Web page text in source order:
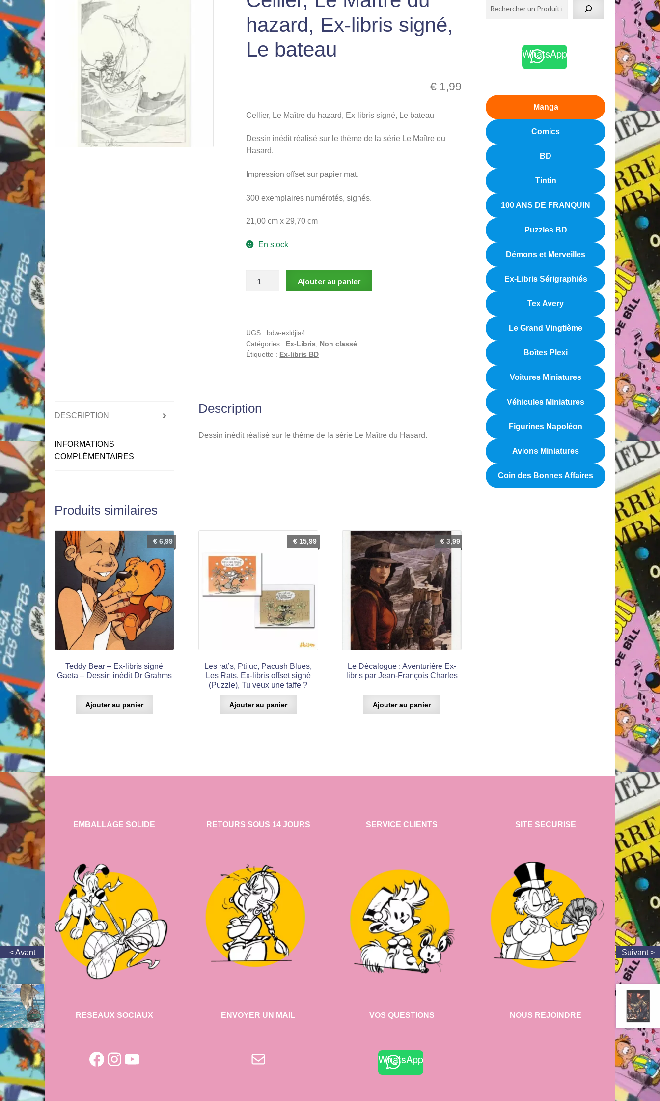
hazard, Ex-libris signé,
Le bateau
€ 1,99
Cellier, Le Maître du hazard, Ex-libris signé, Le bateau
Dessin inédit réalisé sur le thème de la série Le Maître du
Hasard.
Impression offset sur papier mat.
300 exemplaires numérotés, signés.
21,00 cm x 29,70 cm
En stock
du
hazard,
bateau
Ajouter au panier
UGS : bdw-exldjia4
Catégories : Ex-Libris, Non classé
Étiquette : Ex-libris BD
DESCRIPTION
INFORMATIONS
COMPLÉMENTAIRES
Description
Dessin inédit réalisé sur le thème de la série Le Maître du Hasard.
Produits similaires
Teddy Bear – Ex-libris signé
Gaeta – Dessin inédit Dr Grahms
€6,99
Ajouter au panier
Les rat’s, Ptiluc, Pacush Blues,
Les Rats, Ex-libris offset signé
(Puzzle), Tu veux une taffe ?
€15,99
Ajouter au panier
Le Décalogue : Aventurière Ex-
libris par Jean-François Charles
€ 3,99
Ajouter au panier
WhatsApp
Manga
Comics
BD
Tintin
100 ANS DE FRANQUIN
Puzzles BD
Démons et Merveilles
Ex-Libris Sérigraphiés
Tex Avery
Le Grand Vingtième
Boîtes Plexi
Voitures Miniatures
Véhicules Miniatures
Figurines Napoléon
Avions Miniatures
Coin des Bonnes Affaires
EMBALLAGE SOLIDE
RESEAUX SOCIAUX
Facebook
Instagram
YouTube
RETOURS SOUS 14 JOURS
ENVOYER UN MAIL
E-mail
SERVICE CLIENTS
VOS QUESTIONS
WhatsApp
SITE SECURISE
NOUS REJOINDRE